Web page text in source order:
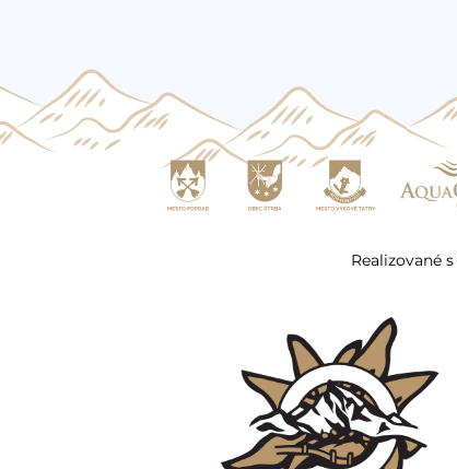
Realizované s